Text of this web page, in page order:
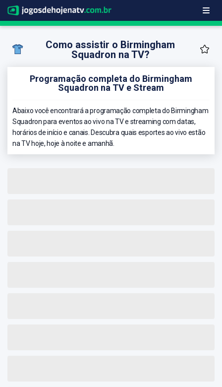
Como assistir o Birmingham
Squadron na TV?
Programação completa do Birmingham
Squadron na TV e Stream
Abaixo você encontrará a programação completa do Birmingham
Squadron para eventos ao vivo na TV e streaming com datas,
horários de início e canais. Descubra quais esportes ao vivo estão
na TV hoje, hoje à noite e amanhã.